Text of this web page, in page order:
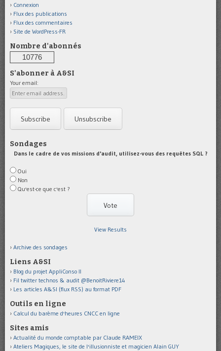
Connexion
Flux des publications
Flux des commentaires
Site de WordPress-FR
Nombre d'abonnés
10776
S'abonner à A&SI
Your email:
Sondages
Dans le cadre de vos missions d'audit, utilisez-vous des requêtes SQL ?
Oui
Non
Qu'est-ce que c'est ?
View Results
Archive des sondages
Liens A&SI
Blog du projet AppliConso II
Fil twitter technos & audit @BenoitRiviere14
Les articles A&SI (flux RSS) au format PDF
Outils en ligne
Calcul du barème d'heures CNCC en ligne
Sites amis
Actualité du monde comptable par Claude RAMEIX
Ateliers Magiques, le site de l'illusionniste et magicien Alain GUY